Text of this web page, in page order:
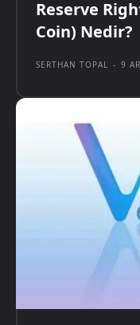
Reserve
Coin) Nedir?
SERTHAN TOPAL - 9